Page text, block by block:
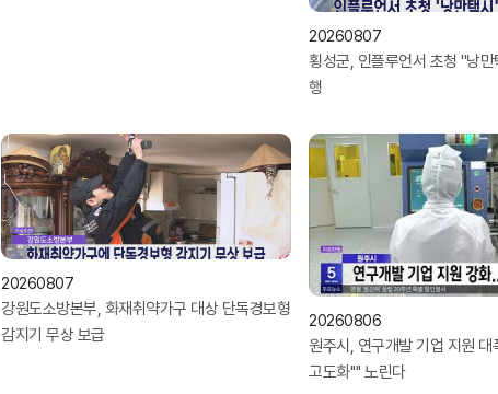
20260807
횡성군, 인플루언서 초청 ''낭
행
20260807
강원도소방본부, 화재취약가구 대상 단독경보형
감지기 무상 보급
20260806
원주시, 연구개발 기업 지원 대
고도화'''' 노린다